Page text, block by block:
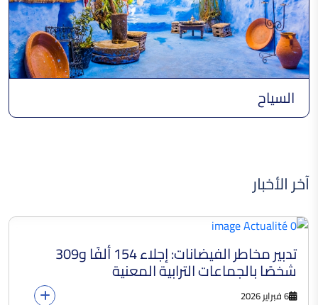
السياح
آخر الأخبار
تدبير مخاطر الفيضانات: إجلاء 154 ألفًا و309
شخصًا بالجماعات الترابية المعنية
6 فبراير 2026